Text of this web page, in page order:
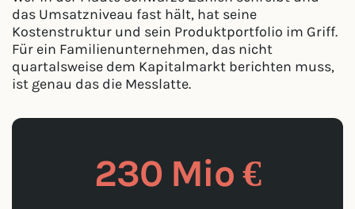
das Umsatzniveau fast hält, hat seine
Kostenstruktur und sein Produktportfolio im Griff.
Für ein Familienunternehmen, das nicht
quartalsweise dem Kapitalmarkt berichten muss,
ist genau das die Messlatte.
230 Mio €